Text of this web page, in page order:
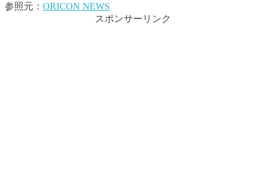
参照元： ORICON NEWS
スポンサーリンク